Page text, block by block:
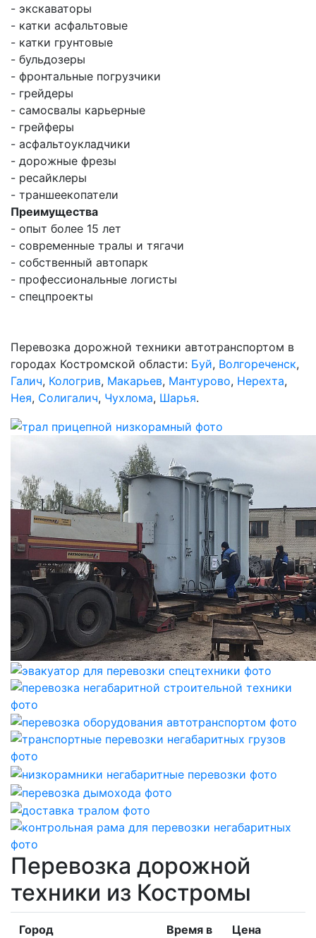
- экскаваторы
- катки асфальтовые
- катки грунтовые
- бульдозеры
- фронтальные погрузчики
- грейдеры
- самосвалы карьерные
- грейферы
- асфальтоукладчики
- дорожные фрезы
- ресайклеры
- траншеекопатели
Преимущества
- опыт более 15 лет
- современные тралы и тягачи
- собственный автопарк
- профессиональные логисты
- спецпроекты
Перевозка дорожной техники автотранспортом в
городах Костромской области: Буй, Волгореченск,
Галич, Кологрив, Макарьев, Мантурово, Нерехта,
Нея, Солигалич, Чухлома, Шарья.
Перевозка дорожной
техники из Костромы
Город
Время в
Цена